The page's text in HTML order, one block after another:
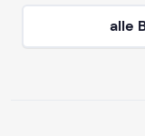
alle